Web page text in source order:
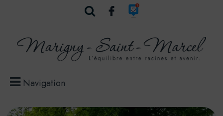
Navigation